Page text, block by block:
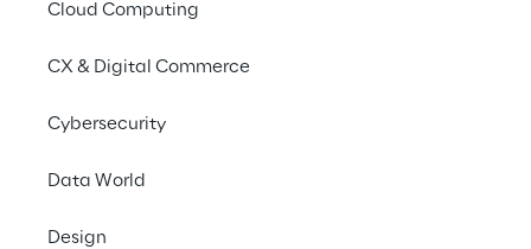
Cloud Computing
CX & Digital Commerce
Cybersecurity
Data World
Design
jogo ambientada na
precisão,